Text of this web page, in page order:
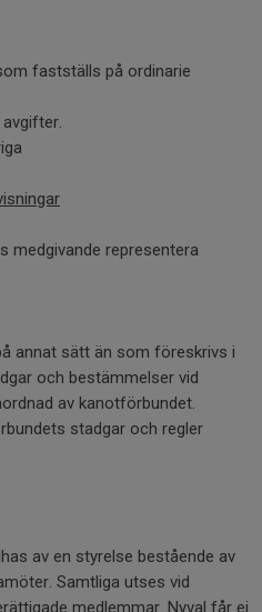
fastställs på ordinarie
medgivande representera
annat sätt än som föreskrivs i
och bestämmelser vid
av kanotförbundet.
stadgar och regler
av en styrelse bestående av
Samtliga utses vid
medlemmar. Nyval får ej